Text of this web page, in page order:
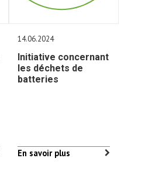
14.06.2024
Initiative concernant
les déchets de
batteries
En savoir plus